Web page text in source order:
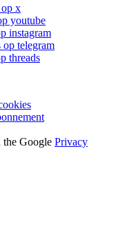
x
youtube
instagram
op telegram
threads
Google Privacy